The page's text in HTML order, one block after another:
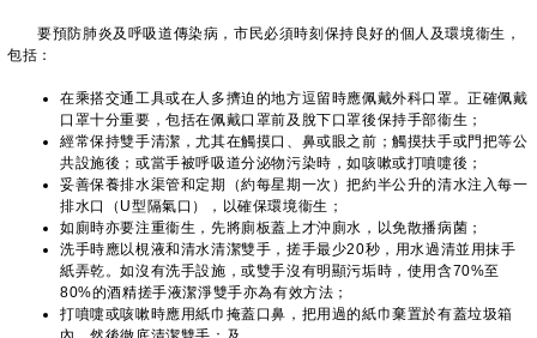
​要預防肺炎及呼吸道傳染病，市民必須時刻保持良好的個人及環境衞生，
包括：
在乘搭交通工具或在人多擠迫的地方逗留時應佩戴外科口罩。正確佩戴
口罩十分重要，包括在佩戴口罩前及脫下口罩後保持手部衞生；
經常保持雙手清潔，尤其在觸摸口、鼻或眼之前；觸摸扶手或門把等公
共設施後；或當手被呼吸道分泌物污染時，如咳嗽或打噴嚏後；
妥善保養排水渠管和定期（約每星期一次）把約半公升的清水注入每一
排水口（U型隔氣口），以確保環境衞生；
如廁時亦要注重衞生，先將廁板蓋上才沖廁水，以免散播病菌；
洗手時應以梘液和清水清潔雙手，搓手最少20秒，用水過清並用抹手
紙弄乾。如沒有洗手設施，或雙手沒有明顯污垢時，使用含70%至
80%的酒精搓手液潔淨雙手亦為有效方法；
打噴嚏或咳嗽時應用紙巾掩蓋口鼻，把用過的紙巾棄置於有蓋垃圾箱